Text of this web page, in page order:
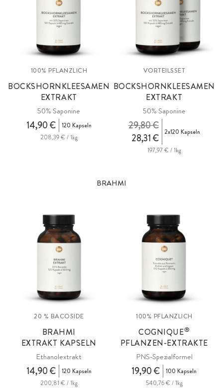
100% PFLANZLICH
BOCKSHORNKLEESAMEN
EXTRAKT
50% Saponine
14,90 €
120 Kapseln
208,39 € / 1kg
VORTEILSSET
BOCKSHORNKLEESAMEN
EXTRAKT
50% Saponine
28,31 €
29,80 € 2x120 Kapseln
197,97 € / 1kg
BRAHMI
20 % BACOSIDE
BRAHMI
EXTRAKT KAPSELN
Ethanolextrakt
14,90 €
120 Kapseln
200,81 € / 1kg
100% PFLANZLICH
COGNIQUE®
PFLANZEN-EXTRAKTE
PNS-Spezialformel
19,90 €
100 Kapseln
540,76 € / 1kg